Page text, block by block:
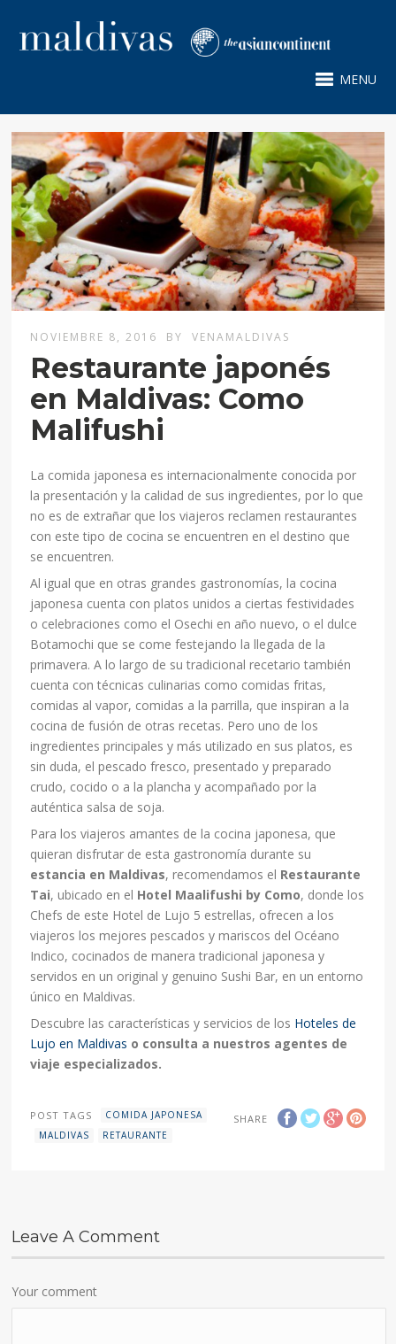
MENU
NOVIEMBRE 8, 2016 BY VENAMALDIVAS
Restaurante japonés
en Maldivas: Como
Malifushi
La comida japonesa es internacionalmente conocida por
la presentación y la calidad de sus ingredientes, por lo que
no es de extrañar que los viajeros reclamen restaurantes
con este tipo de cocina se encuentren en el destino que
se encuentren.
Al igual que en otras grandes gastronomías, la cocina
japonesa cuenta con platos unidos a ciertas festividades
o celebraciones como el Osechi en año nuevo, o el dulce
Botamochi que se come festejando la llegada de la
primavera. A lo largo de su tradicional recetario también
cuenta con técnicas culinarias como comidas fritas,
comidas al vapor, comidas a la parrilla, que inspiran a la
cocina de fusión de otras recetas. Pero uno de los
ingredientes principales y más utilizado en sus platos, es
sin duda, el pescado fresco, presentado y preparado
crudo, cocido o a la plancha y acompañado por la
auténtica salsa de soja.
Para los viajeros amantes de la cocina japonesa, que
quieran disfrutar de esta gastronomía durante su
estancia en Maldivas, recomendamos el Restaurante
Tai, ubicado en el Hotel Maalifushi by Como, donde los
Chefs de este Hotel de Lujo 5 estrellas, ofrecen a los
viajeros los mejores pescados y mariscos del Océano
Indico, cocinados de manera tradicional japonesa y
servidos en un original y genuino Sushi Bar, en un entorno
único en Maldivas.
Descubre las características y servicios de los Hoteles de
Lujo en Maldivas o consulta a nuestros agentes de
viaje especializados.
SHARE
POST TAGS
COMIDA JAPONESA
MALDIVAS
RETAURANTE
Leave A Comment
Your comment